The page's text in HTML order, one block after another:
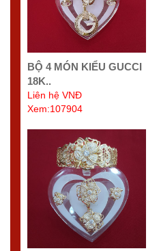
BỘ 4 MÓN KIỂU GUCCI
18K..
Liên hệ VNĐ
Xem:107904